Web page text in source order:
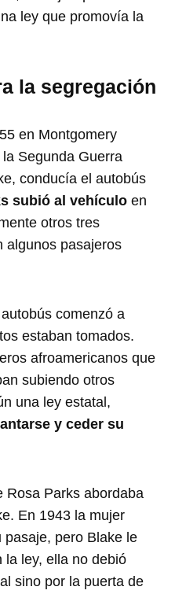
ley que promovía la
la segregación
en Montgomery
Segunda Guerra
conducía el autobús
subió al vehículo en
otros tres
algunos pasajeros
comenzó a
estaban tomados.
afroamericanos que
subiendo otros
una ley estatal,
y ceder su
Rosa Parks abordaba
En 1943 la mujer
pero Blake le
la ley, ella no debió
sino por la puerta de